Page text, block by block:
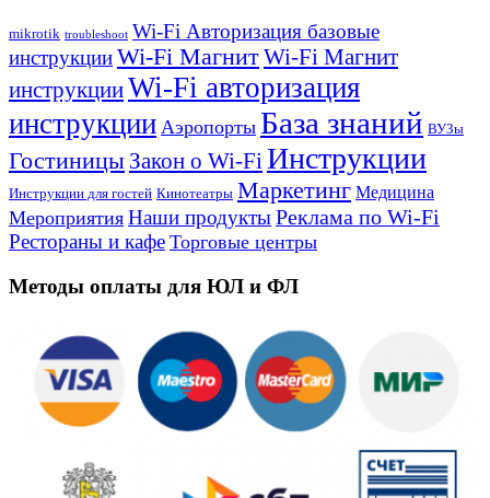
mikrotik troubleshoot Wi-Fi Авторизация базовые
инструкцииWi-Fi МагнитWi-Fi Магнит
инструкцииWi-Fi авторизация
инструкции Аэропорты База знаний ВУЗы
Гостиницы Закон о Wi-FiИнструкции
Инструкции для гостей Кинотеатры Маркетинг Медицина
Мероприятия Наши продуктыРеклама по Wi-Fi
Рестораны и кафе Торговые центры
Методы оплаты для ЮЛ и ФЛ